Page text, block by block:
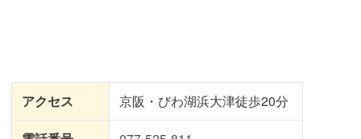
アクセス 京阪・びわ湖浜大津徒歩20分